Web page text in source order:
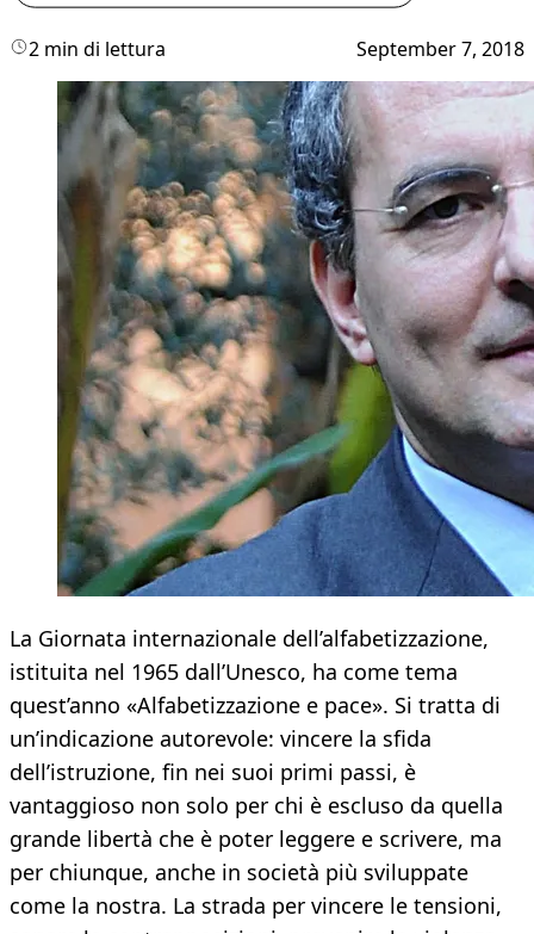
2 min di lettura September 7, 2018
La Giornata internazionale dell’alfabetizzazione,
istituita nel 1965 dall’Unesco, ha come tema
quest’anno «Alfabetizzazione e pace». Si tratta di
un’indicazione autorevole: vincere la sfida
dell’istruzione, fin nei suoi primi passi, è
vantaggioso non solo per chi è escluso da quella
grande libertà che è poter leggere e scrivere, ma
per chiunque, anche in società più sviluppate
come la nostra. La strada per vincere le tensioni,